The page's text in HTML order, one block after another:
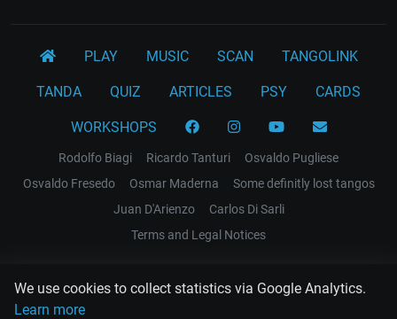
We use cookies to collect statistics via Google Analytics.
Learn more
PLAY MUSIC SCAN TANGOLINK
TANDA QUIZ ARTICLES PSY CARDS
WORKSHOPS
Rodolfo Biagi Ricardo Tanturi
Osvaldo Pugliese
Osvaldo Fresedo
Osmar Maderna
Some definitly lost tangos
Juan D'Arienzo
Carlos Di Sarli
Terms and Legal Notices
EL RECODO TANGO